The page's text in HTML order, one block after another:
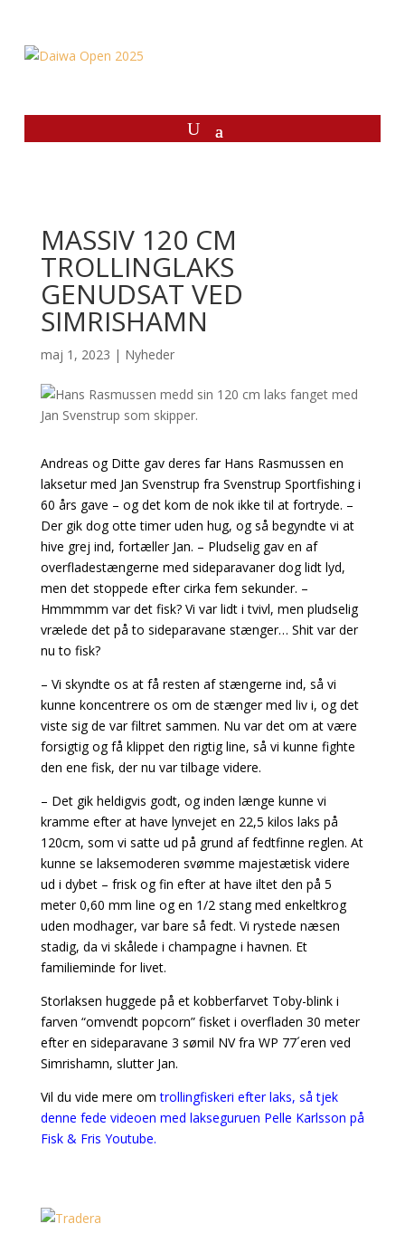
MASSIV 120 CM
TROLLINGLAKS
GENUDSAT VED
SIMRISHAMN
maj 1, 2023 | Nyheder
Andreas og Ditte gav deres far Hans Rasmussen en
laksetur med Jan Svenstrup fra Svenstrup Sportfishing i
60 års gave – og det kom de nok ikke til at fortryde. –
Der gik dog otte timer uden hug, og så begyndte vi at
hive grej ind, fortæller Jan. – Pludselig gav en af
overfladestængerne med sideparavaner dog lidt lyd,
men det stoppede efter cirka fem sekunder. –
Hmmmmm var det fisk? Vi var lidt i tvivl, men pludselig
vrælede det på to sideparavane stænger… Shit var der
nu to fisk?
– Vi skyndte os at få resten af stængerne ind, så vi
kunne koncentrere os om de stænger med liv i, og det
viste sig de var filtret sammen. Nu var det om at være
forsigtig og få klippet den rigtig line, så vi kunne fighte
den ene fisk, der nu var tilbage videre.
– Det gik heldigvis godt, og inden længe kunne vi
kramme efter at have lynvejet en 22,5 kilos laks på
120cm, som vi satte ud på grund af fedtfinne reglen. At
kunne se laksemoderen svømme majestætisk videre
ud i dybet – frisk og fin efter at have iltet den på 5
meter 0,60 mm line og en 1/2 stang med enkeltkrog
uden modhager, var bare så fedt. Vi rystede næsen
stadig, da vi skålede i champagne i havnen. Et
familieminde for livet.
Storlaksen huggede på et kobberfarvet Toby-blink i
farven “omvendt popcorn” fisket i overfladen 30 meter
efter en sideparavane 3 sømil NV fra WP 77´eren ved
Simrishamn, slutter Jan.
Vil du vide mere omtrollingfiskeri efter laks, så tjek
denne fede videoen med lakseguruen Pelle Karlsson på
Fisk & Fris Youtube.